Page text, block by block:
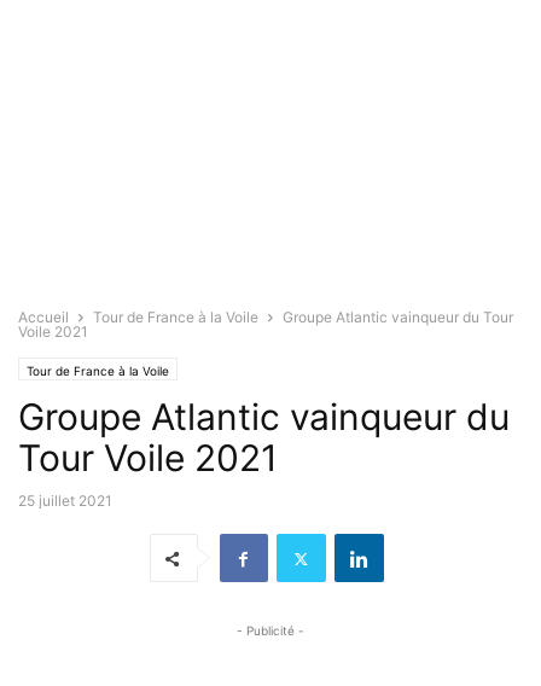
Accueil Tour de France à la Voile
Groupe Atlantic vainqueur du Tour
Voile 2021
Tour de France à la Voile
Groupe Atlantic vainqueur du
Tour Voile 2021
25 juillet 2021
- Publicité -